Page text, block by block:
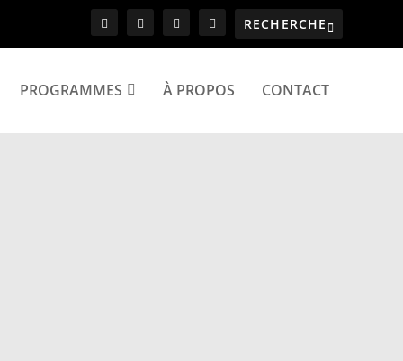
PROGRAMMES À PROPOS CONTACT